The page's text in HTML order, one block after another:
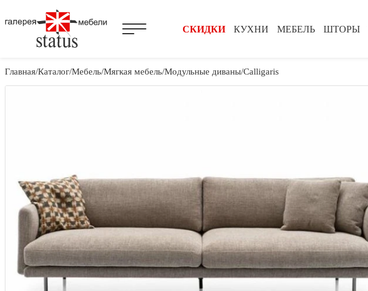
КУХНИ МЕБЕЛЬ ШТОРЫ
СКИДКИ
Главная Каталог Мебель Мягкая мебель Модульные диваны Calligaris